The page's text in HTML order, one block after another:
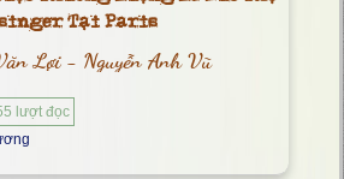
Tại Paris
Lợi - Nguyễn Anh Vũ
lượt đọc